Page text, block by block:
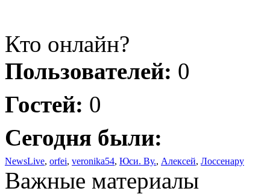
Кто онлайн?
Пользователей: 0
Гостей: 0
Сегодня были:
NewsLive, orfei, veronika54, Юси. Ву., Алексей, Лоссенару
Важные материалы